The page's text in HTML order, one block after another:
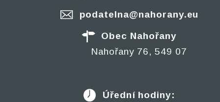
podatelna@nahorany.eu
Obec Nahořany
Nahořany 76, 549 07
Úřední hodiny: